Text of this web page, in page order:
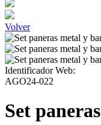
Volver
Identificador Web:
AGO24-022
Set